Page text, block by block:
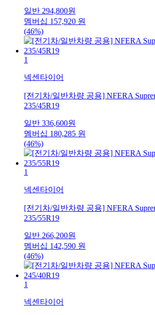
일반 294,800원
멤버십 157,920 원
(46%)
1
넥센타이어
[전기차/일반차량 공용] NFERA
235/45R19
일반 336,600원
멤버십 180,285 원
(46%)
1
넥센타이어
[전기차/일반차량 공용] NFERA
235/55R19
일반 266,200원
멤버십 142,590 원
(46%)
1
넥센타이어